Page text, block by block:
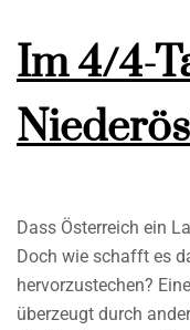
Im 4/4-
Dass Österreich ein
Doch wie schafft es
hervorzustechen?
überzeugt durch